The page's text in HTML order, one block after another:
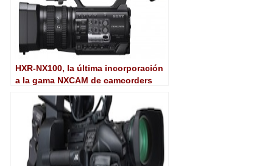
​HXR-NX100, la última incorporación
a la gama NXCAM de camcorders